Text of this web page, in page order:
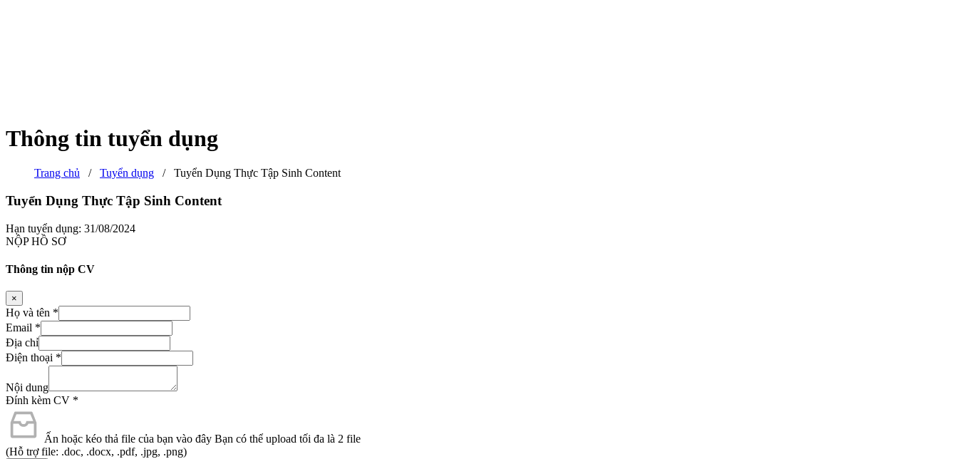
Thông tin tuyển dụng
Trang chủ / Tuyển dụng / Tuyển Dụng Thực Tập Sinh Content
Tuyển Dụng Thực Tập Sinh Content
Hạn tuyển dụng: 31/08/2024
NỘP HỒ SƠ
Thông tin nộp CV
×
Họ và tên *
Email *
Địa chỉ
Điện thoại *
Nội dung
Đính kèm CV *
Ấn hoặc kéo thả file của bạn vào đây Bạn có thể upload tối đa là 2 file
(Hỗ trợ file: .doc, .docx, .pdf, .jpg, .png)